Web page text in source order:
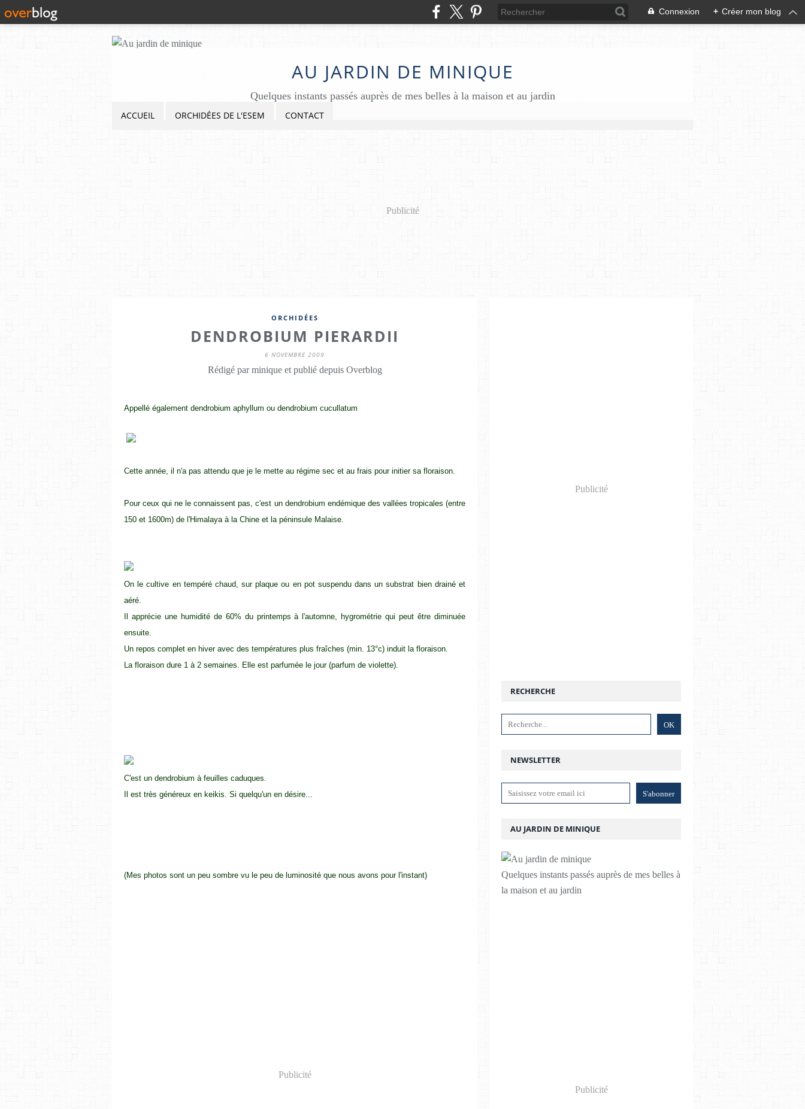
Connexion + Créer mon blog
AU JARDIN DE MINIQUE
Quelques instants passés auprès de mes belles à la maison et au jardin
ACCUEIL ORCHIDÉES DE L'ESEM CONTACT
Publicité
ORCHIDÉES
DENDROBIUM PIERARDII
6 NOVEMBRE 2009
Rédigé par minique et publié depuis Overblog
Appellé également dendrobium aphyllum ou dendrobium cucullatum
Cette année, il n'a pas attendu que je le mette au régime sec et au frais pour initier sa floraison.
Pour ceux qui ne le connaissent pas, c'est un dendrobium endémique des vallées tropicales (entre
150 et 1600m) de l'Himalaya à la Chine et la péninsule Malaise.
On le cultive en tempéré chaud, sur plaque ou en pot suspendu dans un substrat bien drainé et
aéré.
Il apprécie une humidité de 60% du printemps à l'automne, hygrométrie qui peut être diminuée
ensuite.
Un repos complet en hiver avec des températures plus fraîches (min. 13°c) induit la floraison.
La floraison dure 1 à 2 semaines. Elle est parfumée le jour (parfum de violette).
C'est un dendrobium à feuilles caduques.
Il est très généreux en keikis. Si quelqu'un en désire...
(Mes photos sont un peu sombre vu le peu de luminosité que nous avons pour l'instant)
Publicité
Publicité
NEWSLETTER
RECHERCHE
AU JARDIN DE MINIQUE
Quelques instants passés auprès de mes belles à
la maison et au jardin
Publicité